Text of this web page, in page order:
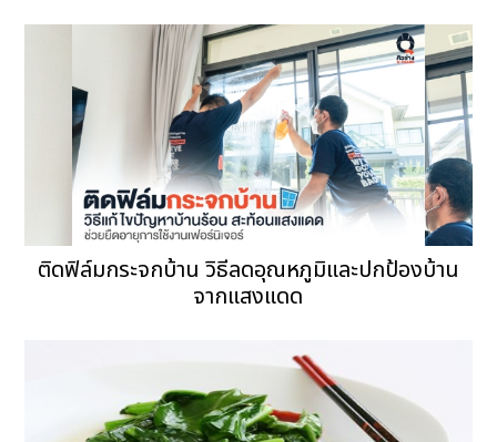
ติดฟิล์มกระจกบ้าน วิธีลดอุณหภูมิและปกป้องบ้าน
จากแสงแดด